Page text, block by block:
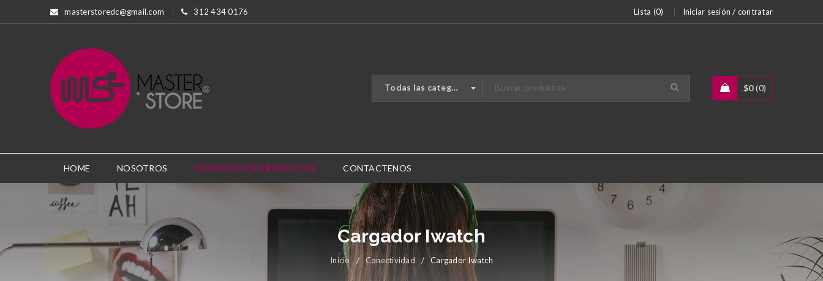
masterstoredc@gmail.com 312 434 0176 Lista (0) Iniciar sesión / contratar
Todas las categorias $0 0
HOME NOSOTROS CATALOGO DE PRODUCTOS CONTACTENOS
Cargador Iwatch
Inicio / Conectividad / Cargador Iwatch